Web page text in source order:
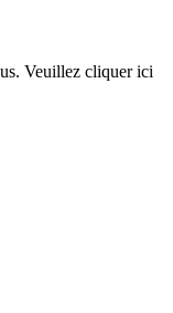
Veuillez cliquer ici